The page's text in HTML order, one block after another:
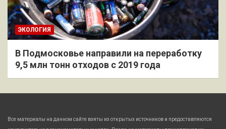
ЭКОЛОГИЯ
В Подмосковье направили на переработку
9,5 млн тонн отходов с 2019 года
Все материалы на данном сайте взяты из открытых источников и предоставляются